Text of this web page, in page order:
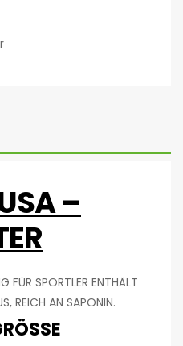
–
FÜR SPORTLER ENTHÄLT
REICH AN SAPONIN.